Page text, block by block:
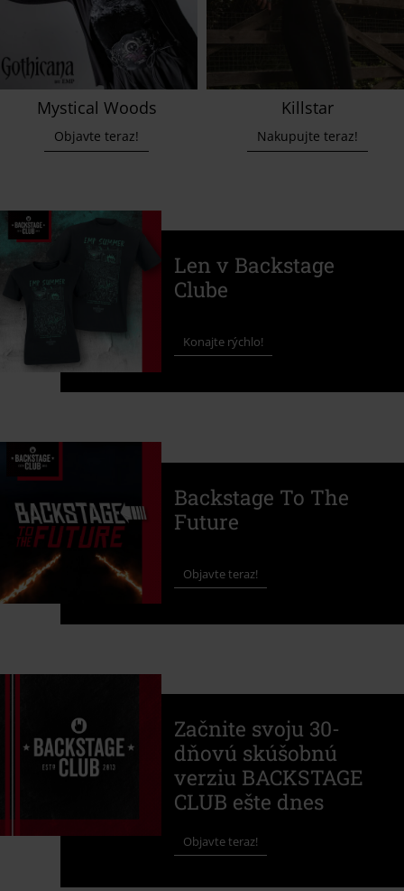
Mystical Woods
Objavte teraz!
Killstar
Nakupujte teraz!
Len v Backstage
Clube
Konajte rýchlo!
Backstage To The
Future
Objavte teraz!
Začnite svoju 30-
dňovú skúšobnú
verziu BACKSTAGE
CLUB ešte dnes
Objavte teraz!